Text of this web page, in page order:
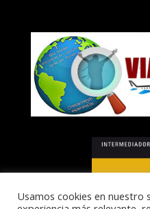
Usamos cookies en nuestro